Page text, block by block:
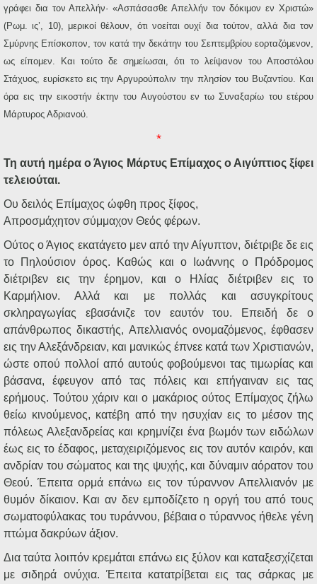
γράφει δια τον Απελλήν· «Ασπάσασθε Απελλήν τον δόκιμον εν Χριστώ»
(Ρωμ. ις’, 10), μερικοί θέλουν, ότι νοείται ουχί δια τούτον, αλλά δια τον
Σμύρνης Επίσκοπον, τον κατά την δεκάτην του Σεπτεμβρίου εορταζόμενον,
ως είπομεν. Και τούτο δε σημείωσαι, ότι το λείψανον του Αποστόλου
Στάχυος, ευρίσκετο εις την Αργυρούπολιν την πλησίον του Βυζαντίου. Και
όρα εις την εικοστήν έκτην του Αυγούστου εν τω Συναξαρίω του ετέρου
Μάρτυρος Αδριανού.
*
Τη αυτή ημέρα ο Άγιος Μάρτυς Επίμαχος ο Αιγύπτιος ξίφει
τελειούται.
Ου δειλός Επίμαχος ώφθη προς ξίφος,
Απροσμάχητον σύμμαχον Θεός φέρων.
Ούτος ο Άγιος εκατάγετο μεν από την Αίγυπτον, διέτριβε δε εις
το Πηλούσιον όρος. Καθώς και ο Ιωάννης ο Πρόδρομος
διέτριβεν εις την έρημον, και ο Ηλίας διέτριβεν εις το
Καρμήλιον. Αλλά και με πολλάς και ασυγκρίτους
σκληραγωγίας εβασάνιζε τον εαυτόν του. Επειδή δε ο
απάνθρωπος δικαστής, Απελλιανός ονομαζόμενος, έφθασεν
εις την Αλεξάνδρειαν, και μανικώς έπνεε κατά των Χριστιανών,
ώστε οπού πολλοί από αυτούς φοβούμενοι τας τιμωρίας και
βάσανα, έφευγον από τας πόλεις και επήγαιναν εις τας
ερήμους. Τούτου χάριν και ο μακάριος ούτος Επίμαχος ζήλω
θείω κινούμενος, κατέβη από την ησυχίαν εις το μέσον της
πόλεως Αλεξανδρείας και κρημνίζει ένα βωμόν των ειδώλων
έως εις το έδαφος, μεταχειριζόμενος εις τον αυτόν καιρόν, και
ανδρίαν του σώματος και της ψυχής, και δύναμιν αόρατον του
Θεού. Έπειτα ορμά επάνω εις τον τύραννον Απελλιανόν με
θυμόν δίκαιον. Και αν δεν εμποδίζετο η οργή του από τους
σωματοφύλακας του τυράννου, βέβαια ο τύραννος ήθελε γένη
πτώμα δακρύων άξιον.
Δια ταύτα λοιπόν κρεμάται επάνω εις ξύλον και καταξεσχίζεται
με σιδηρά ονύχια. Έπειτα κατατρίβεται εις τας σάρκας με